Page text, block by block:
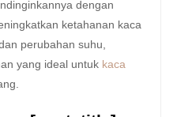
dengan
ketahanan kaca
perubahan suhu,
yang ideal untuk kaca